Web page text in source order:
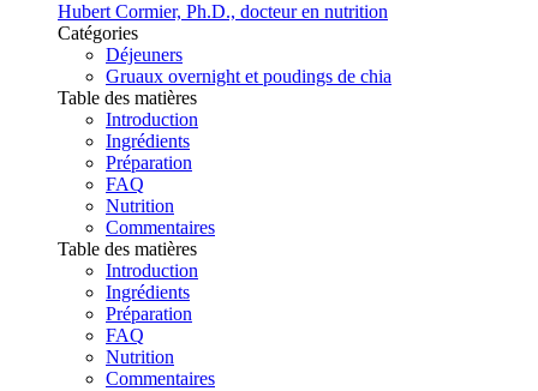
Hubert Cormier, Ph.D., docteur en nutrition
Catégories
Déjeuners
Gruaux overnight et poudings de chia
Table des matières
Introduction
Ingrédients
Préparation
FAQ
Nutrition
Commentaires
Table des matières
Introduction
Ingrédients
Préparation
FAQ
Nutrition
Commentaires